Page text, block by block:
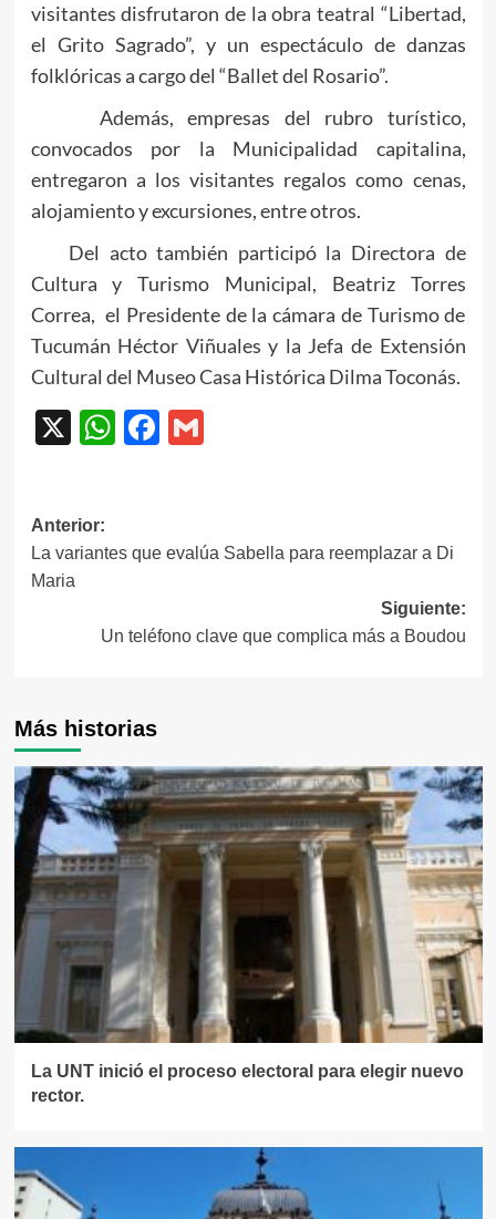
visitantes disfrutaron de la obra teatral “Libertad,
el Grito Sagrado”, y un espectáculo de danzas
folklóricas a cargo del “Ballet del Rosario”.
Además, empresas del rubro turístico,
convocados por la Municipalidad capitalina,
entregaron a los visitantes regalos como cenas,
alojamiento y excursiones, entre otros.
Del acto también participó la Directora de
Cultura y Turismo Municipal, Beatriz Torres
Correa, el Presidente de la cámara de Turismo de
Tucumán Héctor Viñuales y la Jefa de Extensión
Cultural del Museo Casa Histórica Dilma Toconás.
X WhatsApp
Facebook
Gmail
Navegación
de
Anterior:
La variantes que evalúa Sabella para reemplazar a Di
Maria
Siguiente:
Un teléfono clave que complica más a Boudou
Más historias
La UNT inició el proceso electoral para elegir nuevo
rector.